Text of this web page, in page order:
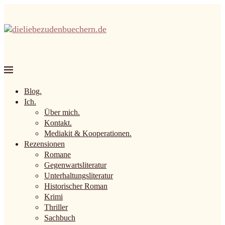
Blog.
Ich.
Über mich.
Kontakt.
Mediakit & Kooperationen.
Rezensionen
Romane
Gegenwartsliteratur
Unterhaltungsliteratur
Historischer Roman
Krimi
Thriller
Sachbuch